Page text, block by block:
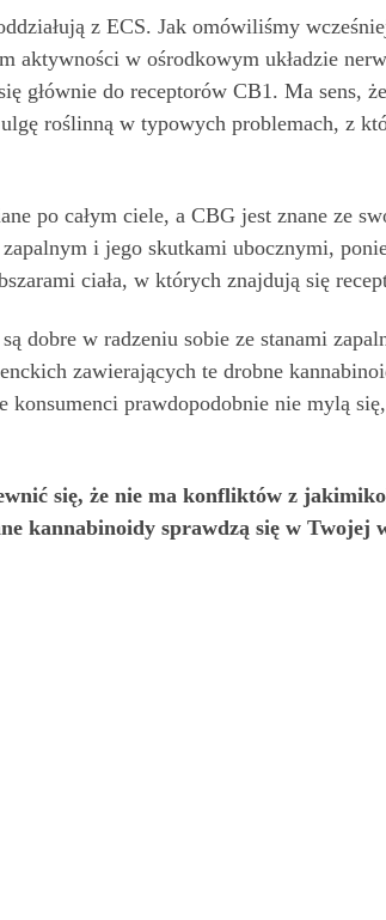
z ECS. Jak omówiliśmy
aktywności w ośrodkowym układzie
głównie do receptorów CB1. Ma sens,
roślinną w typowych problemach, z
po całym ciele, a CBG jest znane ze
i jego skutkami ubocznymi,
ciała, w których znajdują się
dobre w radzeniu sobie ze stanami
zawierających te drobne
prawdopodobnie nie mylą
się, że nie ma konfliktów z
kannabinoidy sprawdzą się w Twojej